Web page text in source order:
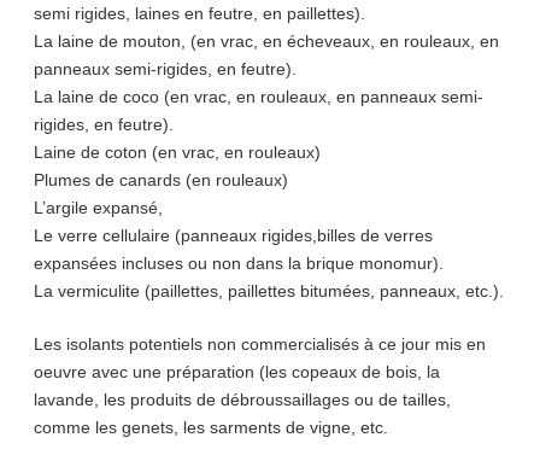
semi rigides, laines en feutre, en paillettes).
La laine de mouton, (en vrac, en écheveaux, en rouleaux, en
panneaux semi-rigides, en feutre).
La laine de coco (en vrac, en rouleaux, en panneaux semi-
rigides, en feutre).
Laine de coton (en vrac, en rouleaux)
Plumes de canards (en rouleaux)
L’argile expansé,
Le verre cellulaire (panneaux rigides,billes de verres
expansées incluses ou non dans la brique monomur).
La vermiculite (paillettes, paillettes bitumées, panneaux, etc.).
Les isolants potentiels non commercialisés à ce jour mis en
oeuvre avec une préparation (les copeaux de bois, la
lavande, les produits de débroussaillages ou de tailles,
comme les genets, les sarments de vigne, etc.